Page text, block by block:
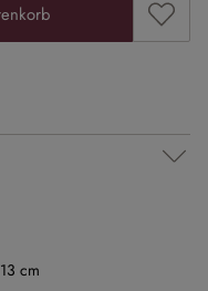
Zum
cm